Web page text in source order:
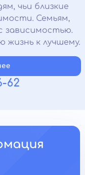
чьи близкие
Семьям,
зависимостью.
жизнь к лучшему.
62